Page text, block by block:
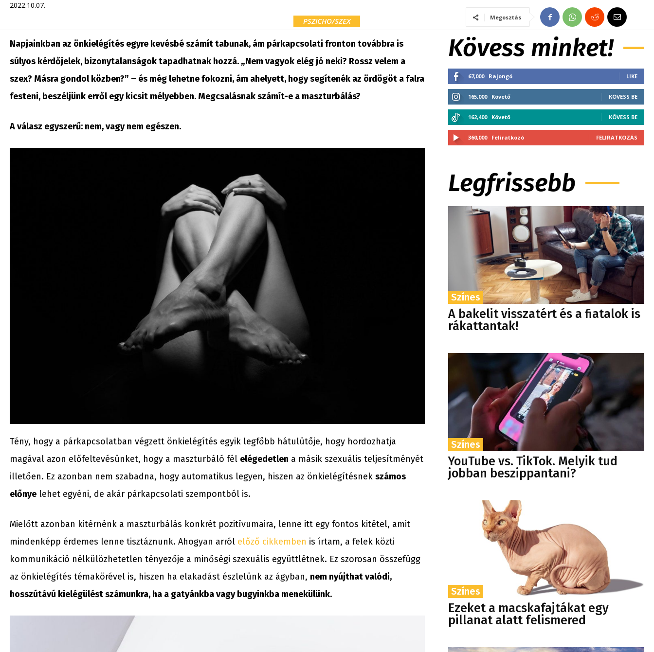
2022.10.07.
PSZICHO/SZEX Megosztás
Napjainkban az önkielégítés egyre kevésbé számít tabunak, ám párkapcsolati fronton továbbra is
súlyos kérdőjelek, bizonytalanságok tapadhatnak hozzá. „Nem vagyok elég jó neki? Rossz velem a
szex? Másra gondol közben?” – és még lehetne fokozni, ám ahelyett, hogy segítenék az ördögöt a falra
festeni, beszéljünk erről egy kicsit mélyebben. Megcsalásnak számít-e a maszturbálás?
A válasz egyszerű: nem, vagy nem egészen.
Tény, hogy a párkapcsolatban végzett önkielégítés egyik legfőbb hátulütője, hogy hordozhatja
magával azon előfeltevésünket, hogy a maszturbáló fél elégedetlen a másik szexuális teljesítményét
illetően. Ez azonban nem szabadna, hogy automatikus legyen, hiszen az önkielégítésnek számos
előnye lehet egyéni, de akár párkapcsolati szempontból is.
Mielőtt azonban kitérnénk a maszturbálás konkrét pozitívumaira, lenne itt egy fontos kitétel, amit
mindenképp érdemes lenne tisztáznunk. Ahogyan arról előző cikkemben is írtam, a felek közti
kommunikáció nélkülözhetetlen tényezője a minőségi szexuális együttlétnek. Ez szorosan összefügg
az önkielégítés témakörével is, hiszen ha elakadást észlelünk az ágyban, nem nyújthat valódi,
hosszútávú kielégülést számunkra, ha a gatyánkba vagy bugyinkba menekülünk.
Kövess minket!
67,000 Rajongó LIKE
165,000 Követő KÖVESS BE
162,400 Követő KÖVESS BE
360,000 Feliratkozó FELIRATKOZÁS
Legfrissebb
Színes
A bakelit visszatért és a fiatalok is
rákattantak!
Színes
YouTube vs. TikTok. Melyik tud
jobban beszippantani?
Színes
Ezeket a macskafajtákat egy
pillanat alatt felismered